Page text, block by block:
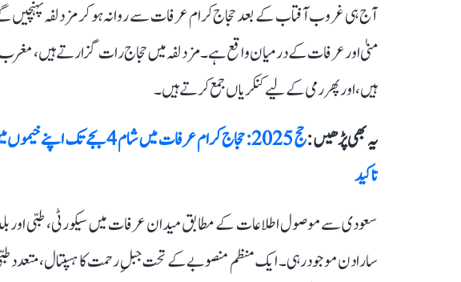
آج ہی غروب آفتاب کے بعد حجاج کرام عرفات سے روانہ ہو کر مزدلفہ
منیٰ اور عرفات کے درمیان واقع ہے۔ مزدلفہ میں حجاج رات گزارتے ہیں، مغرب
ہیں، اور پھر رمی کے لیے کنکریاں جمع کرتے ہیں۔
یہ بھی پڑھیں :
حج 2025: حجاج کرام عرفات میں
تاکید
سعودی سے موصول اطلاعات کے مطابق میدان عرفات میں سیکورٹی، طبی اور
سارا دن موجود رہی۔ ایک منظم منصوبے کے تحت جبلِ رحمت کا ہسپتال، متعدد